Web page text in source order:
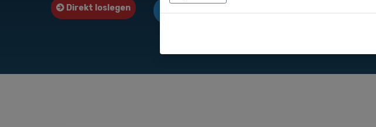
Zapier
Direkt loslegen Angebot anfordern